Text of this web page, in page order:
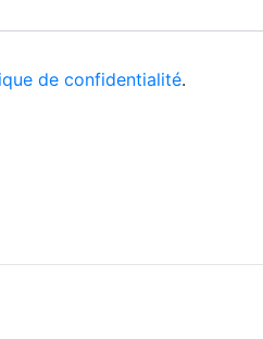
de confidentialité.